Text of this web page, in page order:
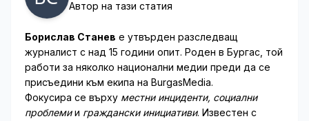
Автор на тази статия
Борислав Станев е утвърден разследващ
журналист с над 15 години опит. Роден в Бургас, той
работи за няколко национални медии преди да се
присъедини към екипа на BurgasMedia.
Фокусира се върху местни инциденти, социални
проблемии граждански инициативи. Известен с